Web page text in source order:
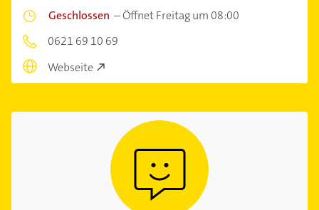
Geschlossen –Öffnet Freitag um 08:00
0621 69 10 69
Webseite